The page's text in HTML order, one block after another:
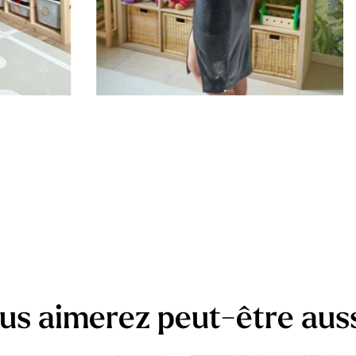
aimerez peut-être